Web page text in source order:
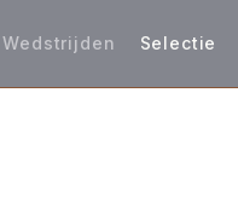
Wedstrijden Selectie